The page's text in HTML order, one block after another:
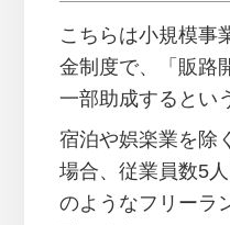
こちらは小規模事
金制度で、「販路
一部助成するとい
宿泊や娯楽業を除
場合、従業員数5
のようなフリーラ